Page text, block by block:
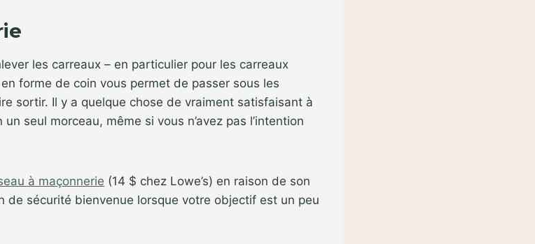
les carreaux – en particulier pour les carreaux
forme de coin vous permet de passer sous les
sortir. Il y a quelque chose de vraiment satisfaisant à
seul morceau, même si vous n’avez pas l’intention
à maçonnerie (14 $ chez Lowe’s) en raison de son
de sécurité bienvenue lorsque votre objectif est un peu